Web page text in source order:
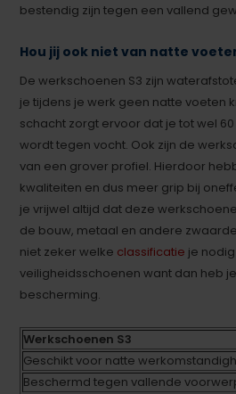
bestendig zijn tegen een vallend
Hou jij ook niet van natte
De werkschoenen S3 zijn
je tijdens je werk geen natte voeten
schacht zorgt ervoor dat je tot wel
wordt tegen vocht. Ook zijn de
van een grover profiel. Hierdoor
kwaliteiten en dus meer grip bij
je vrijwel altijd dat deze
de bouw, metaal en andere
niet zeker welke classificatie je
veiligheidsschoenen want dan heb
bescherming.
Werkschoenen S3
Geschikt voor natte
Beschermd tegen vallende